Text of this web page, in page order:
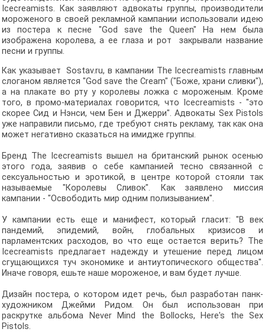
Icecreamists. Как заявляют адвокаты группы, производители
мороженого в своей рекламной кампании использовали идею
из постера к песне "God save the Queen" На нем была
изображена королева, а ее глаза и рот закрывали название
песни и группы.
Как указывает Sostav.ru, в кампании The Icecreamists главным
слоганом является "God save the Cream" ("Боже, храни сливки"),
а на плакате во рту у королевы ложка с мороженым. Кроме
того, в промо-материалах говорится, что Icecreamists - "это
скорее Сид и Нэнси, чем Бен и Джерри". Адвокаты Sex Pistols
уже направили письмо, где требуют снять рекламу, так как она
может негативно сказаться на имидже группы.
Бренд The Icecreamists вышел на британский рынок осенью
этого года, заявив о себе кампанией тесно связанной с
сексуальностью и эротикой, в центре которой стояли так
называемые "Королевы Сливок". Как заявлено миссия
кампании - "Освободить мир одним полизыванием".
У кампании есть еще и манифест, который гласит: "В век
пандемий, эпидемий, войн, глобальных кризисов и
парламентских расходов, во что еще остается верить? The
Icecreamists предлагает надежду и утешение перед лицом
сгущающихся туч экономике и антиутопического общества".
Иначе говоря, ешьте наше мороженое, и вам будет лучше.
Дизайн постера, о котором идет речь, был разработан панк-
художником Джейми Ридом. Он был использован при
раскрутке альбома Never Mind the Bollocks, Here's the Sex
Pistols.